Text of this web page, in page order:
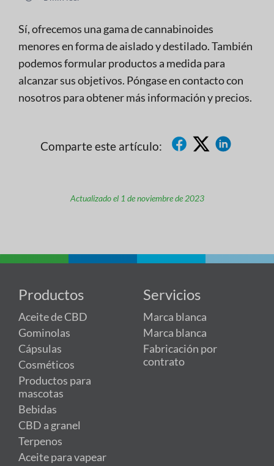
Sí, ofrecemos una gama de cannabinoides
menores en forma de aislado y destilado. También
podemos formular productos a medida para
alcanzar sus objetivos. Póngase en contacto con
nosotros para obtener más información y precios.
Comparte este artículo:
Actualizado el 1 de noviembre de 2023
Productos
Aceite de CBD
Gominolas
Cápsulas
Cosméticos
Productos para
mascotas
Bebidas
CBD a granel
Terpenos
Aceite para vapear
Servicios
Marca blanca
Marca blanca
Fabricación por
contrato